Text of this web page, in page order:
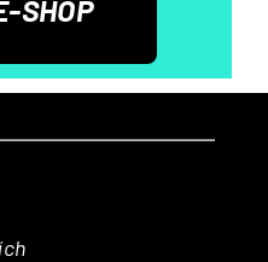
SHOP